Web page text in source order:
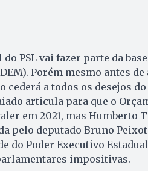
PSL vai fazer parte da
Porém mesmo antes
cederá a todos os desejos
articula para que o
em 2021, mas Humberto
pelo deputado Bruno
do Poder Executivo
impositivas.